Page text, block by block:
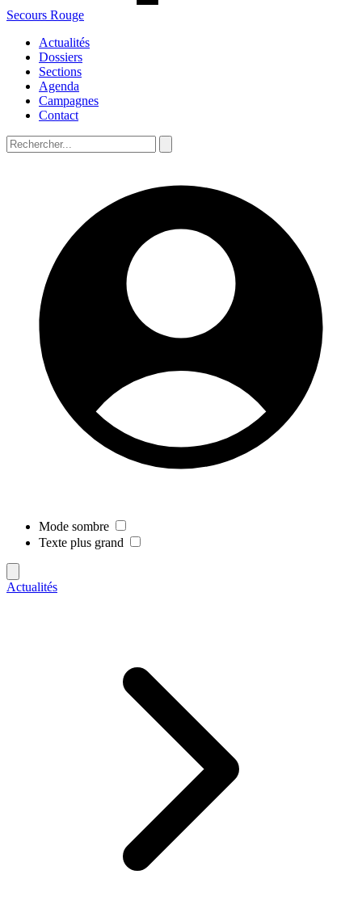
Secours Rouge
Actualités
Dossiers
Sections
Agenda
Campagnes
Contact
Mode sombre
Texte plus grand
Actualités